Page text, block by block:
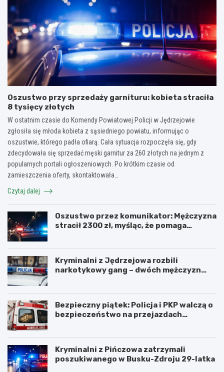
Oszustwo przy sprzedaży garnituru: kobieta straciła
8 tysięcy złotych
W ostatnim czasie do Komendy Powiatowej Policji w Jędrzejowie
zgłosiła się młoda kobieta z sąsiedniego powiatu, informując o
oszustwie, którego padła ofiarą. Cała sytuacja rozpoczęła się, gdy
zdecydowała się sprzedać męski garnitur za 260 złotych na jednym z
popularnych portali ogłoszeniowych. Po krótkim czasie od
zamieszczenia oferty, skontaktowała…
Czytaj dalej
Oszustwo przez komunikator: Mężczyzna
stracił 2300 zł, myśląc, że pomaga
Kryminalni z Jędrzejowa rozbili
narkotykowy gang – dwóch mężczyzn
Bezpieczny piątek: Policja i PKP walczą o
bezpieczeństwo na przejazdach
Kryminalni z Pińczowa zatrzymali
poszukiwanego w Busku-Zdroju 29-latka